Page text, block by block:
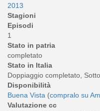
2013
Stagioni
Episodi
1
Stato in patria
completato
Stato in Italia
Doppiaggio completato,
Disponibilità
Buena Vista (compralo su
Valutazione cc